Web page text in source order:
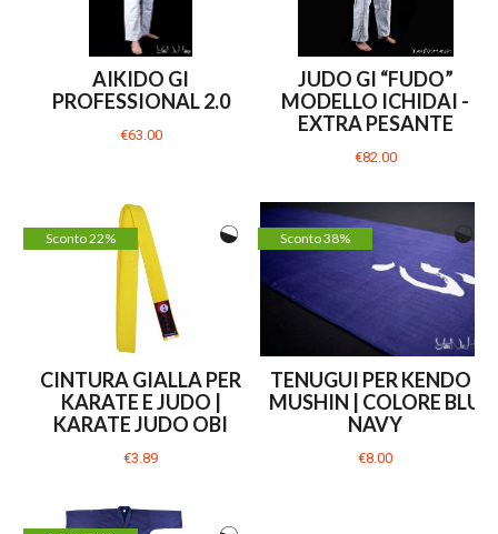
AIKIDO GI
PROFESSIONAL 2.0
€63.00
JUDO GI “FUDO”
MODELLO ICHIDAI -
EXTRA PESANTE
€82.00
Sconto 22%
CINTURA GIALLA PER
KARATE E JUDO |
KARATE JUDO OBI
€3.89
Sconto 38%
TENUGUI PER KENDO |
MUSHIN | COLORE BLU
NAVY
€8.00